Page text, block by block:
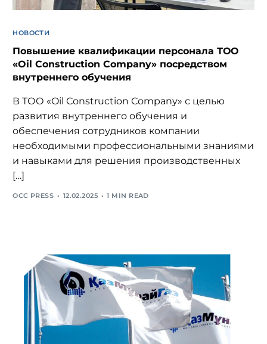
НОВОСТИ
Повышение квалификации персонала ТОО
«Oil Construction Company» посредством
внутреннего обучения
В ТОО «Oil Construction Company» с целью
развития внутреннего обучения и
обеспечения сотрудников компании
необходимыми профессиональными знаниями
и навыками для решения производственных
[…]
OCC PRESS 12.02.2025 1 MIN READ